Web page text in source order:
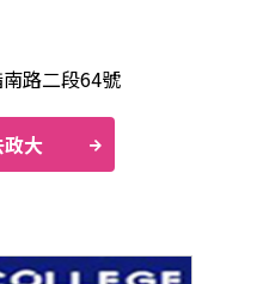
路二段64號
大